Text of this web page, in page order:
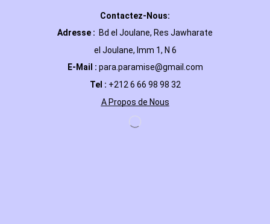
Contactez-Nous:
Adresse : Bd el Joulane, Res Jawharate
el Joulane, Imm 1, N 6
E-Mail : para.paramise@gmail.com
Tel : +212 6 66 98 98 32
A Propos de Nous